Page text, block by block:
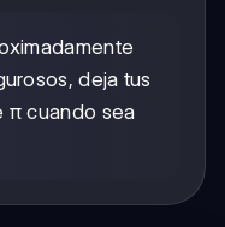
deja tus
π cuando sea